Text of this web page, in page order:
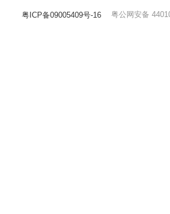
粤ICP备09005409号-16 粤公网安备